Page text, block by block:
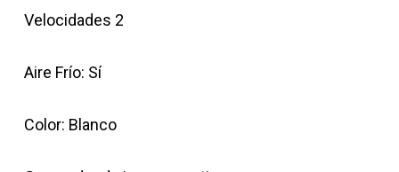
Velocidades 2
Aire Frío: Sí
Color: Blanco